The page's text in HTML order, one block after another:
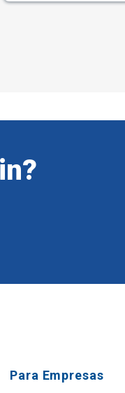
Para Empresas